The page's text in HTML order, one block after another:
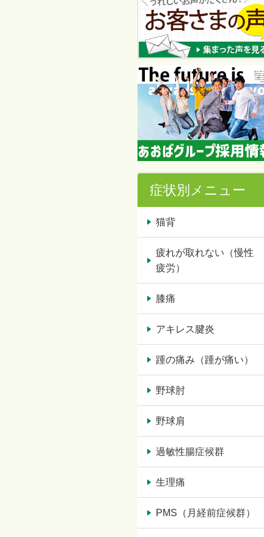
症状別メニュー
猫背
疲れが取れない（慢性
疲労）
膝痛
アキレス腱炎
踵の痛み（踵が痛い）
野球肘
野球肩
過敏性腸症候群
生理痛
PMS（月経前症候群）